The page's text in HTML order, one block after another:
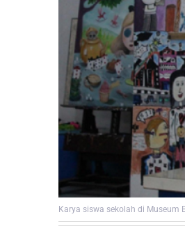
Karya siswa sekolah di Museum